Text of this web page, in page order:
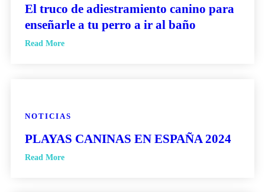
El truco de adiestramiento canino para
enseñarle a tu perro a ir al baño
Read More
NOTICIAS
PLAYAS CANINAS EN ESPAÑA 2024
Read More